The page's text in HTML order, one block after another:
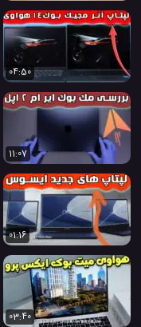
04:50
11:07
01:16
03:40